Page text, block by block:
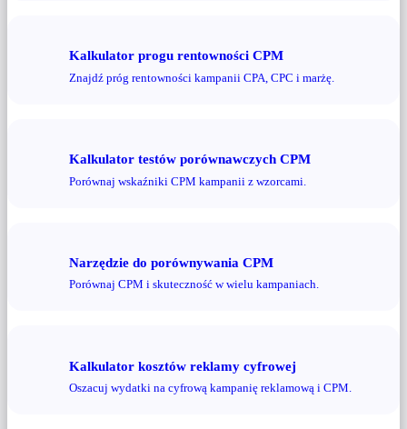
Kalkulator progu rentowności CPM
Znajdź próg rentowności kampanii CPA, CPC i marżę.
Kalkulator testów porównawczych CPM
Porównaj wskaźniki CPM kampanii z wzorcami.
Narzędzie do porównywania CPM
Porównaj CPM i skuteczność w wielu kampaniach.
Kalkulator kosztów reklamy cyfrowej
Oszacuj wydatki na cyfrową kampanię reklamową i CPM.